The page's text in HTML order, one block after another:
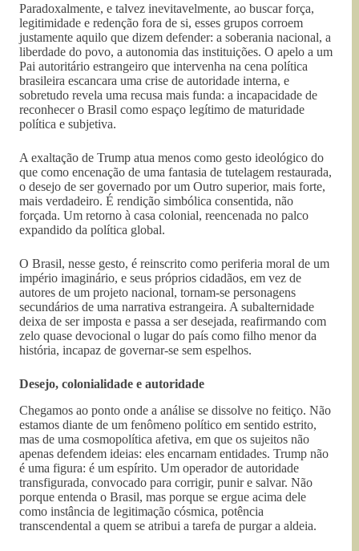
Paradoxalmente, e talvez inevitavelmente, ao buscar força,
legitimidade e redenção fora de si, esses grupos corroem
justamente aquilo que dizem defender: a soberania nacional, a
liberdade do povo, a autonomia das instituições. O apelo a um
Pai autoritário estrangeiro que intervenha na cena política
brasileira escancara uma crise de autoridade interna, e
sobretudo revela uma recusa mais funda: a incapacidade de
reconhecer o Brasil como espaço legítimo de maturidade
política e subjetiva.
A exaltação de Trump atua menos como gesto ideológico do
que como encenação de uma fantasia de tutelagem restaurada,
o desejo de ser governado por um Outro superior, mais forte,
mais verdadeiro. É rendição simbólica consentida, não
forçada. Um retorno à casa colonial, reencenada no palco
expandido da política global.
O Brasil, nesse gesto, é reinscrito como periferia moral de um
império imaginário, e seus próprios cidadãos, em vez de
autores de um projeto nacional, tornam-se personagens
secundários de uma narrativa estrangeira. A subalternidade
deixa de ser imposta e passa a ser desejada, reafirmando com
zelo quase devocional o lugar do país como filho menor da
história, incapaz de governar-se sem espelhos.
Desejo, colonialidade e autoridade
Chegamos ao ponto onde a análise se dissolve no feitiço. Não
estamos diante de um fenômeno político em sentido estrito,
mas de uma cosmopolítica afetiva, em que os sujeitos não
apenas defendem ideias: eles encarnam entidades. Trump não
é uma figura: é um espírito. Um operador de autoridade
transfigurada, convocado para corrigir, punir e salvar. Não
porque entenda o Brasil, mas porque se ergue acima dele
como instância de legitimação cósmica, potência
transcendental a quem se atribui a tarefa de purgar a aldeia.